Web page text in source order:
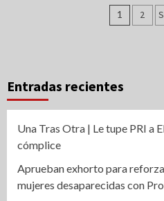
1 2
Entradas recientes
Una Tras Otra | Le tupe PRI a
cómplice
Aprueban exhorto para
mujeres desaparecidas con